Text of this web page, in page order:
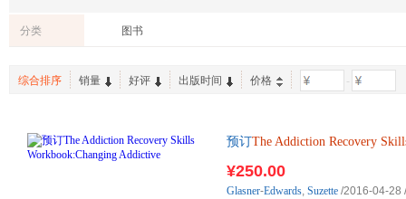
分类 图书
综合排序 销量 好评 出版时间 价格 -
预订The Addiction Recovery
¥250.00
Glasner-Edwards, Suzette /2016-04-28 /